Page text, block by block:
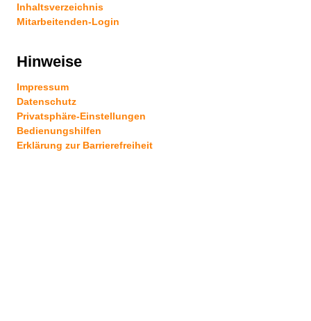
Inhaltsverzeichnis
Mitarbeitenden-Login
Hinweise
Impressum
Datenschutz
Privatsphäre-Einstellungen
Bedienungshilfen
Erklärung zur Barrierefreiheit